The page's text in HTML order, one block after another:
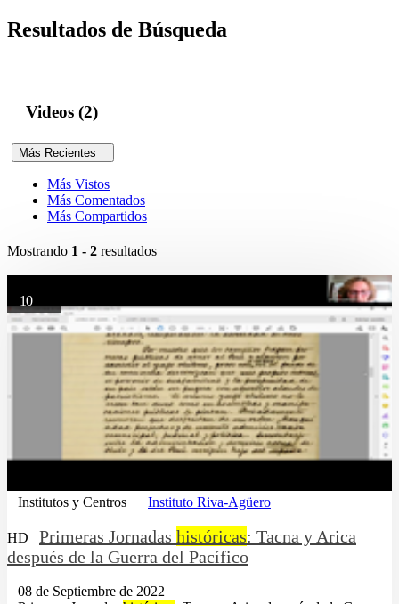
Resultados de Búsqueda
Videos (2)
Más Recientes
Más Vistos
Más Comentados
Más Compartidos
Mostrando 1 - 2 resultados
10
Institutos y Centros Instituto Riva-Agüero
HD Primeras Jornadas históricas: Tacna y Arica
después de la Guerra del Pacífico
08 de Septiembre de 2022